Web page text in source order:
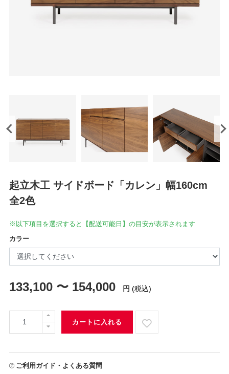
起立木工 サイドボード「カレン」幅160cm
全2色
※以下項目を選択すると【配送可能日】の目安が表示されます
カラー
133,100 〜 154,000 円 (税込)
カートに入れる
ご利用ガイド・よくある質問